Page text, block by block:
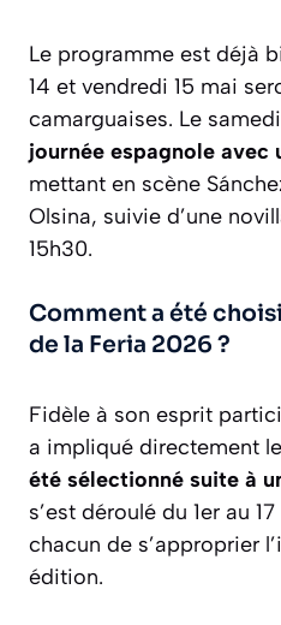
Le programme est déjà
14 et vendredi 15 mai
camarguaises. Le
journée espagnole avec
mettant en scène
Olsina, suivie d’une
15h30.
Comment a été
de la Feria 2026 ?
Fidèle à son esprit
a impliqué directement
été sélectionné suite à
s’est déroulé du 1er au
chacun de s’approprier
édition.